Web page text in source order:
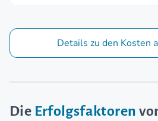
Details zu den Kosten
Die Erfolgsfaktoren